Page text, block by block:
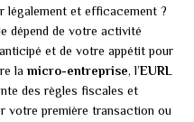
légalement et efficacement ?
dépend de votre activité
et de votre appétit pour
la micro-entreprise, l’EURL
des règles fiscales et
votre première transaction ou